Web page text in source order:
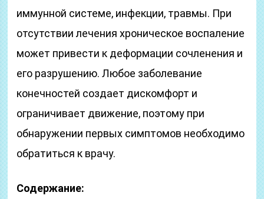
иммунной системе, инфекции, травмы. При
отсутствии лечения хроническое воспаление
может привести к деформации сочленения и
его разрушению. Любое заболевание
конечностей создает дискомфорт и
ограничивает движение, поэтому при
обнаружении первых симптомов необходимо
обратиться к врачу.
Содержание: